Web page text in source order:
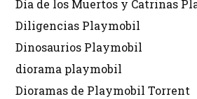
Día de los Muertos y Catrinas
Diligencias Playmobil
Dinosaurios Playmobil
diorama playmobil
Dioramas de Playmobil Torrent